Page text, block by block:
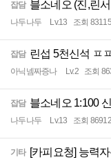
잡담 블소네오 (진,린
나두나두 Lv.13 조회 83115
잡담 린섭 5천신석 ㅍ
아닉넴짜증나 Lv.2 조회
잡담 블소네오 1:100
나두나두 Lv.13 조회 86912
기타 [카피요청] 능력